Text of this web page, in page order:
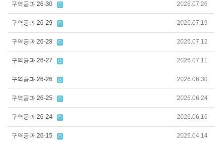
구역공과 26-30 2026.07.26
구역공과 26-29 2026.07.19
구역공과 26-28 2026.07.12
구역공과 26-27 2026.07.11
구역공과 26-26 2026.06.30
구역공과 26-25 2026.06.24
구역공과 26-24 2026.06.16
구역공과 26-15 2026.04.14